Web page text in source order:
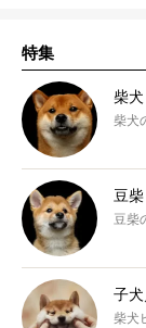
特集
柴
柴犬
豆
豆柴
子
柴犬